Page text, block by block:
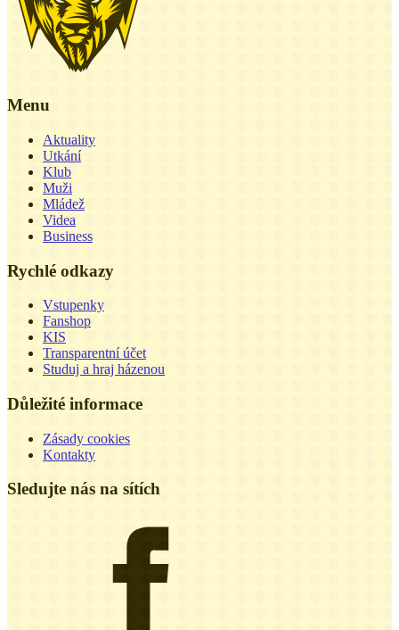
Menu
Aktuality
Utkání
Klub
Muži
Mládež
Videa
Business
Rychlé odkazy
Vstupenky
Fanshop
KIS
Transparentní účet
Studuj a hraj házenou
Důležité informace
Zásady cookies
Kontakty
Sledujte nás na sítích